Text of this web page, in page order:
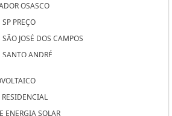
OSASCO
PREÇO
JOSÉ DOS CAMPOS
SANTO ANDRÉ
CASAMENTO SÃO JOSÉ DOS CAMPOS
ENERGIA SOLAR